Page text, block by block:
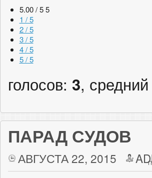
5.00 / 5 5
1 / 5
2 / 5
3 / 5
4 / 5
5 / 5
голосов: 3, средний
ПАРАД СУДОВ
АВГУСТА 22, 2015